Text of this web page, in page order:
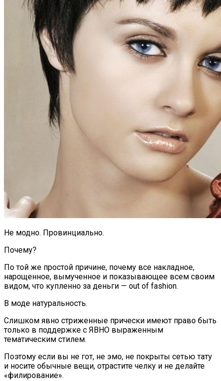
Не модно. Провинциально.
Почему?
По той же простой причине, почему все накладное,
нарощенное, вымученное и показывающее всем своим
видом, что купленно за деньги — out of fashion.
В моде натуральность.
Слишком явно стриженные прически имеют право быть
только в поддержке с ЯВНО выраженным
тематическим стилем.
Поэтому если вы не гот, не эмо, не покрыты сетью тату
и носите обычные вещи, отрастите челку и не делайте
«филирование».